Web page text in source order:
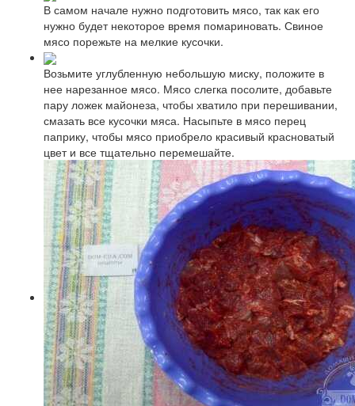
В самом начале нужно подготовить мясо, так как его
нужно будет некоторое время помариновать. Свиное
мясо порежьте на мелкие кусочки.
Возьмите углубленную небольшую миску, положите в
нее нарезанное мясо. Мясо слегка посолите, добавьте
пару ложек майонеза, чтобы хватило при перешивании,
смазать все кусочки мяса. Насыпьте в мясо перец
паприку, чтобы мясо приобрело красивый красноватый
цвет и все тщательно перемешайте.